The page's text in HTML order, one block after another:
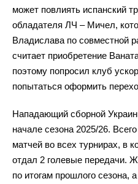
может повлиять испанский
обладателя ЛЧ – Мичел,
Владислава по совместной
считает приобретение
поэтому попросил клуб
попытаться оформить
Нападающий сборной
начале сезона 2025/26.
матчей во всех турнирах, в
отдал 2 голевые передачи.
по итогам прошлого сезона,